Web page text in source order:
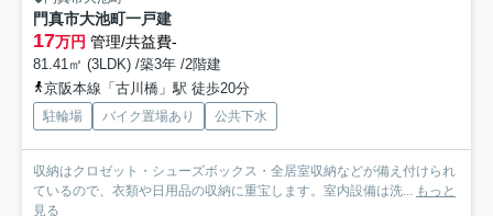
門真市大池町一戸建
17万円 管理/共益費-
81.41㎡ (3LDK) /築3年 /2階建
京阪本線「古川橋」駅 徒歩20分
駐輪場 バイク置場あり 公共下水
収納はクロゼット・シューズボックス・全居室収納などが備え付けられ
ているので、衣類や日用品の収納に重宝します。室内設備は洗... もっと
見る